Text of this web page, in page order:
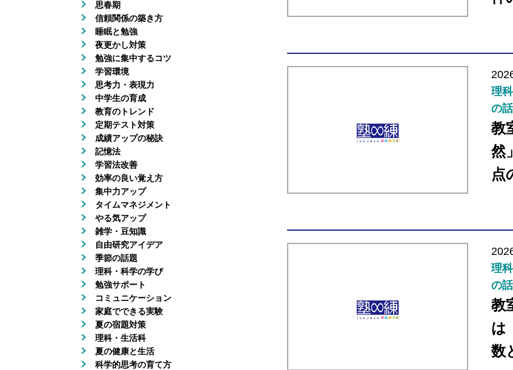
理
の
教
然
点
理
の
教
は
数
思春期
信頼関係の築き方
睡眠と勉強
夜更かし対策
勉強に集中するコツ
学習環境
思考力・表現力
中学生の育成
教育のトレンド
定期テスト対策
成績アップの秘訣
記憶法
学習法改善
効率の良い覚え方
集中力アップ
タイムマネジメント
やる気アップ
雑学・豆知識
自由研究アイデア
季節の話題
理科・科学の学び
勉強サポート
コミュニケーション
家庭でできる実験
夏の宿題対策
理科・生活科
夏の健康と生活
科学的思考の育て方